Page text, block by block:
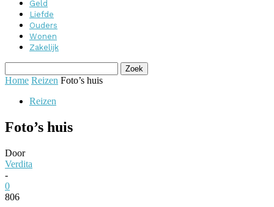
Geld
Liefde
Ouders
Wonen
Zakelijk
Home Reizen Foto’s huis
Reizen
Foto’s huis
Door
Verdita
-
0
806